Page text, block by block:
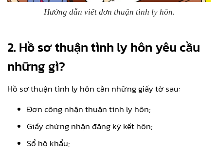
Hướng dẫn viết đơn thuận tình ly hôn.
2. Hồ sơ thuận tình ly hôn yêu cầu
những gì?
Hồ sơ thuận tình ly hôn cần những giấy tờ sau:
Đơn công nhận thuận tình ly hôn;
Giấy chứng nhận đăng ký kết hôn;
Sổ hộ khẩu;